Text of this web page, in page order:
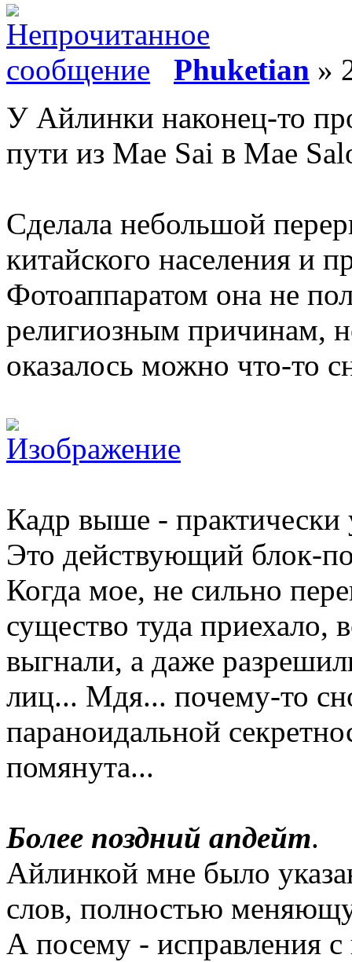
Phuketian »
У Айлинки наконец-то
пути из Mae Sai в Mae
Сделала небольшой
китайского населения и
Фотоаппаратом она не
религиозным причинам,
оказалось можно что-то
Кадр выше - практически
Это действующий блок-
Когда мое, не сильно
существо туда приехало,
выгнали, а даже
лиц... Мдя... почему-то
параноидальной
помянута...
Более поздний апдейт.
Айлинкой мне было
слов, полностью
А посему - исправления